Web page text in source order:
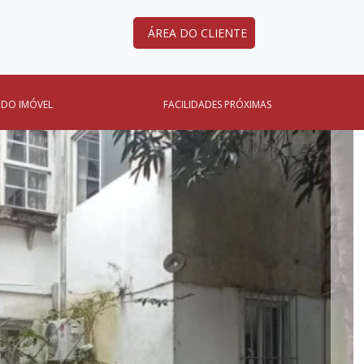
ÁREA DO CLIENTE
DO IMÓVEL FACILIDADES PRÓXIMAS